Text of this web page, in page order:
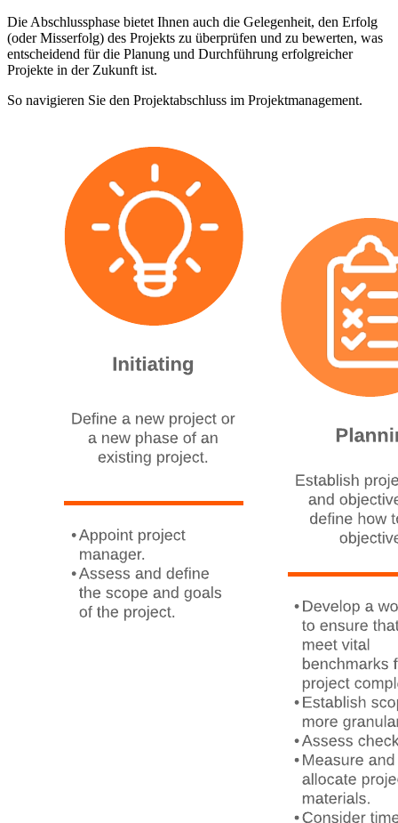
Die Abschlussphase bietet Ihnen auch die Gelegenheit, den Erfolg
(oder Misserfolg) des Projekts zu überprüfen und zu bewerten, was
entscheidend für die Planung und Durchführung erfolgreicher
Projekte in der Zukunft ist.
So navigieren Sie den Projektabschluss im Projektmanagement.